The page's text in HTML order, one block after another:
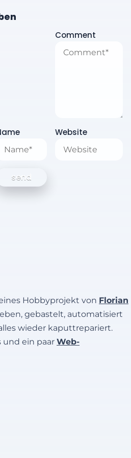
Comment
Website
Hobbyprojekt von Florian
gebastelt, automatisiert
wieder kaputtrepariert.
und ein paar Web-